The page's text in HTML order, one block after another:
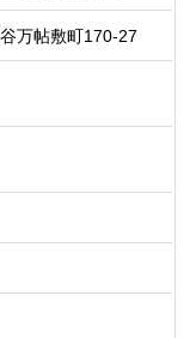
万帖敷町170-27